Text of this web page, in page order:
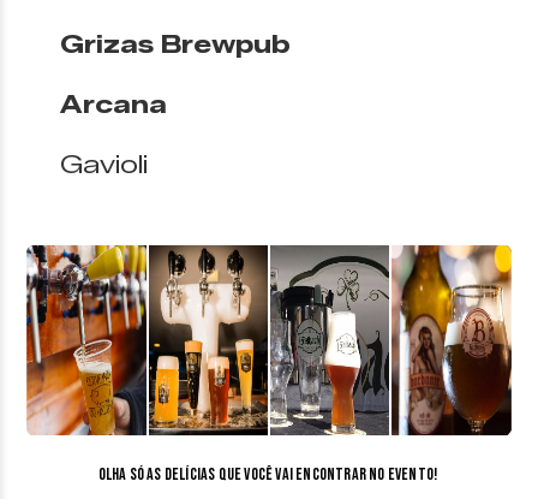
Grizas Brewpub
Arcana
Gavioli
Olha só as delícias que você vai encontrar no evento!